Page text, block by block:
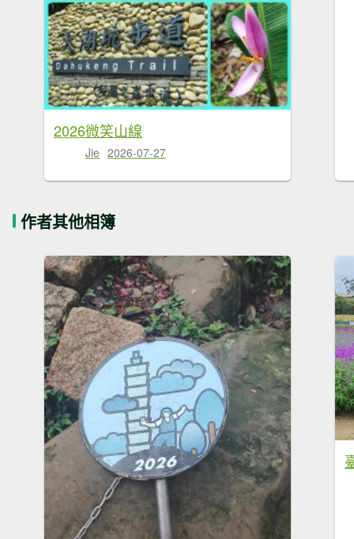
2026微笑山線
Jie 2026-07-27
作者其他相簿